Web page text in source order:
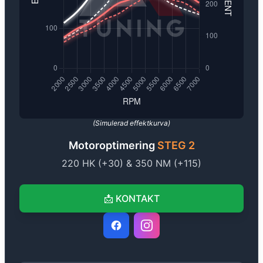
(Simulerad effektkurva)
Motoroptimering STEG 2
220 HK (+30) & 350 NM (+115)
📩 KONTAKT